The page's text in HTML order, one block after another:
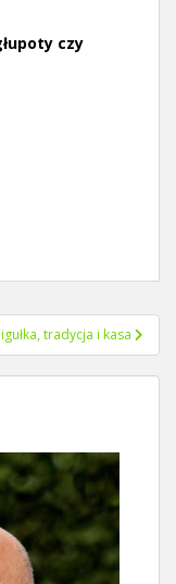
czy
tradycja i kasa